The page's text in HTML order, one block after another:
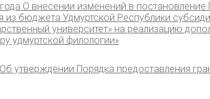
О внесении изменений в
бюджета Удмуртской Республики
университет» на реализацию
удмуртской филологии»
утверждении Порядка предоставления